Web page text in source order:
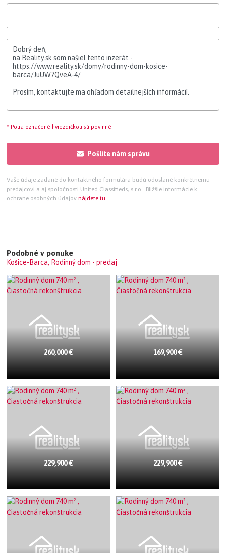
* Polia označené hviezdičkou sú povinné
Pošlite nám správu
Vaše údaje zadané do kontaktného formulára budú odoslané konkrétnemu
predajcovi a aj spoločnosti United Classifieds, s.r.o.. Bližšie informácie k
ochrane osobných údajov nájdete tu
Podobné v ponuke
Košice-Barca, Rodinný dom - predaj
260,000 € 169,900 €
229,900 € 229,900 €